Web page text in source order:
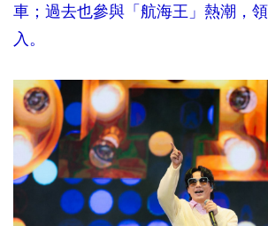
車；過去也參與「航海王」熱潮，
入。